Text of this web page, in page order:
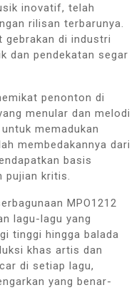
inovatif, telah
rilisan terbarunya.
gebrakan di industri
dan pendekatan segar
penonton di
menular dan melodi
memadukan
membedakannya dari
basis
pujian kritis.
MPO1212
lagu-lagu yang
tinggi hingga balada
khas artis dan
di setiap lagu,
yang benar-